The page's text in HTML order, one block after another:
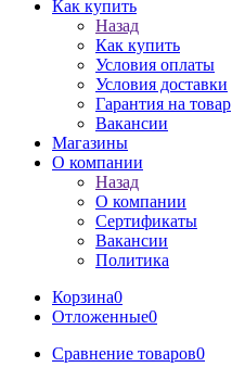
Как купить
Назад
Как купить
Условия оплаты
Условия доставки
Гарантия на товар
Вакансии
Магазины
О компании
Назад
О компании
Сертификаты
Вакансии
Политика
Корзина0
Отложенные0
Сравнение товаров0